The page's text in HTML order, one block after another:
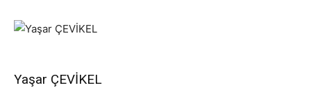
Yaşar ÇEVİKEL